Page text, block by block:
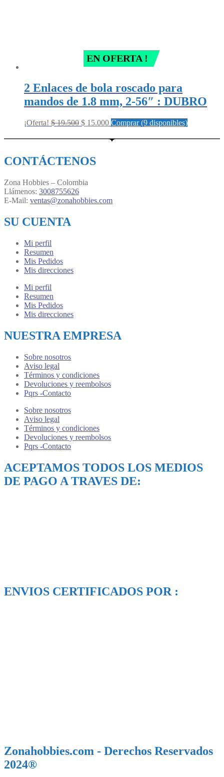
EN OFERTA !
2 Enlaces de bola roscado para
mandos de 1.8 mm, 2-56″ : DUBRO
¡Oferta! $19.500 Original
was:
$ 15.000Current
is:
Comprar (9 disponibles)
CONTÁCTENOS
Zona Hobbies – Colombia
Llámenos: 3008755626
E-Mail: ventas@zonahobbies.com
SU CUENTA
Mi perfil
Resumen
Mis Pedidos
Mis direcciones
Mi perfil
Resumen
Mis Pedidos
Mis direcciones
NUESTRA EMPRESA
Sobre nosotros
Aviso legal
Términos y condiciones
Devoluciones y reembolsos
Pqrs -Contacto
Sobre nosotros
Aviso legal
Términos y condiciones
Devoluciones y reembolsos
Pqrs -Contacto
ACEPTAMOS TODOS LOS MEDIOS
DE PAGO A TRAVES DE:
ENVIOS CERTIFICADOS POR :
Zonahobbies.com - Derechos Reservados
2024®